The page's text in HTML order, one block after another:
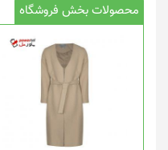
محصولات بخش فروشگاه